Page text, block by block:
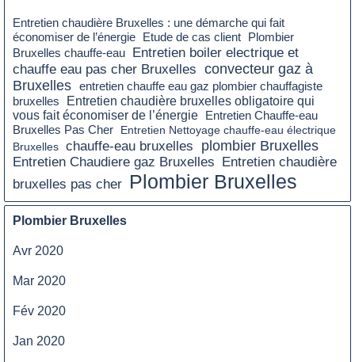
Entretien chaudière Bruxelles : une démarche qui fait
économiser de l’énergie Etude de cas client Plombier
Bruxelles chauffe-eau Entretien boiler electrique et
chauffe eau pas cher Bruxelles convecteur gaz à
Bruxelles entretien chauffe eau gaz plombier chauffagiste
bruxelles
Entretien chaudière bruxelles obligatoire qui
vous fait économiser de l’énergie
Entretien Chauffe-eau
Bruxelles Pas Cher
Entretien Nettoyage chauffe-eau électrique
Bruxelles chauffe-eau bruxelles plombier Bruxelles
Entretien Chaudiere gaz Bruxelles Entretien chaudière
bruxelles pas cher Plombier Bruxelles
Plombier Bruxelles
Avr 2020
Mar 2020
Fév 2020
Jan 2020